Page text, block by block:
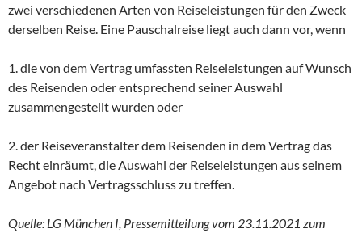
zwei verschiedenen Arten von Reiseleistungen für den Zweck
derselben Reise. Eine Pauschalreise liegt auch dann vor, wenn
1. die von dem Vertrag umfassten Reiseleistungen auf Wunsch
des Reisenden oder entsprechend seiner Auswahl
zusammengestellt wurden oder
2. der Reiseveranstalter dem Reisenden in dem Vertrag das
Recht einräumt, die Auswahl der Reiseleistungen aus seinem
Angebot nach Vertragsschluss zu treffen.
Quelle: LG München I, Pressemitteilung vom 23.11.2021 zum